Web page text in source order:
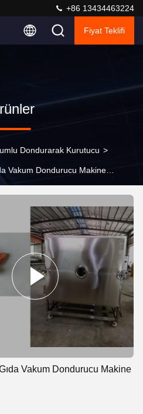
+86 13434463224
Fiyat Teklifi
Dondurarak Kurutucu >
Vakum Dondurucu Makine
Vakum Dondurucu Makine